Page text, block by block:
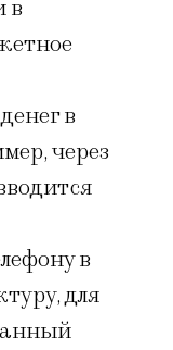
в
в
через
в
для